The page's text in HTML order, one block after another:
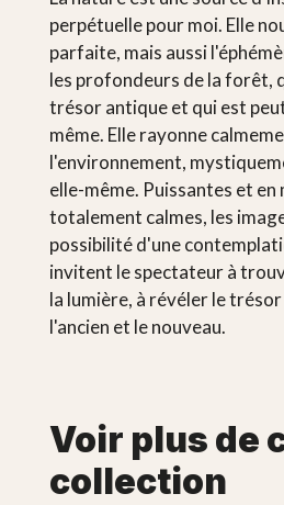
perpétuelle pour moi. Elle
parfaite, mais aussi
les profondeurs de la forêt,
trésor antique et qui est
même. Elle rayonne
l'environnement,
elle-même. Puissantes et en
totalement calmes, les
possibilité d'une
invitent le spectateur à
la lumière, à révéler le
l'ancien et le nouveau.
Voir plus de
collection